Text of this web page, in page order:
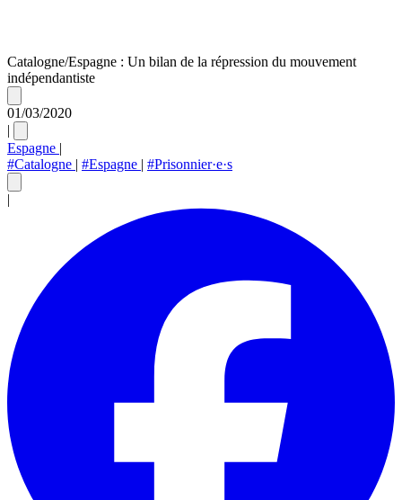
Catalogne/Espagne : Un bilan de la répression du mouvement
indépendantiste
01/03/2020
|
Espagne |
#Catalogne | #Espagne | #Prisonnier·e·s
|